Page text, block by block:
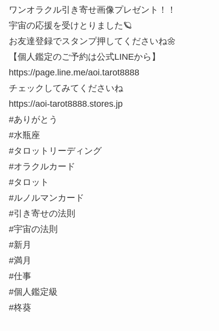
ワンオラクル引き寄せ画像プレゼント！！
宇宙の応援を受けとりました🪐
お友達登録でスタンプ押してくださいね🌼
【個人鑑定のご予約は公式LINEから】
https://page.line.me/aoi.tarot8888
チェックしてみてくださいね
https://aoi-tarot8888.stores.jp
#ありがとう
#水瓶座
#タロットリーディング
#オラクルカード
#タロット
#ルノルマンカード
#引き寄せの法則
#宇宙の法則
#新月
#満月
#仕事
#個人鑑定級
#柊葵